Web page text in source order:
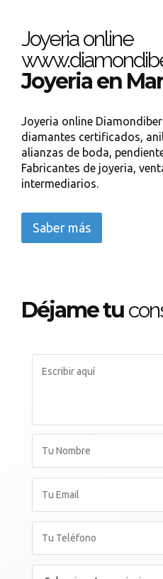
Joyeria online
Joyeria en
Joyeria online
diamantes certificados,
alianzas de boda,
Fabricantes de joyeria,
intermediarios.
Saber más
Déjame tu